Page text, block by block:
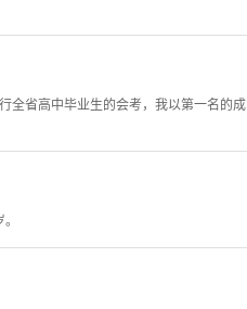
全省高中毕业生的会考，我以第一名的成